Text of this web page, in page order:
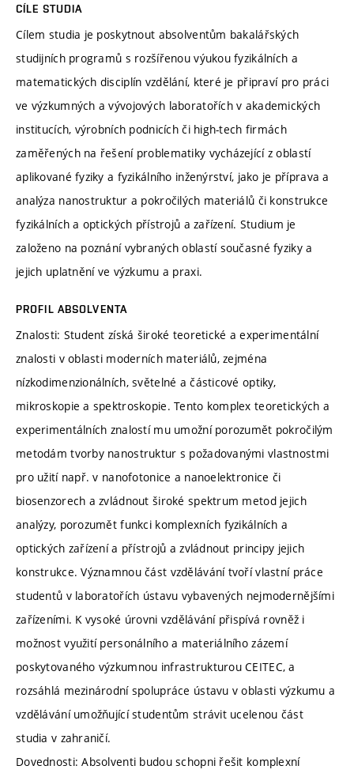
CÍLE STUDIA
Cílem studia je poskytnout absolventům bakalářských
studijních programů s rozšířenou výukou fyzikálních a
matematických disciplín vzdělání, které je připraví pro práci
ve výzkumných a vývojových laboratořích v akademických
institucích, výrobních podnicích či high-tech firmách
zaměřených na řešení problematiky vycházející z oblastí
aplikované fyziky a fyzikálního inženýrství, jako je příprava a
analýza nanostruktur a pokročilých materiálů či konstrukce
fyzikálních a optických přístrojů a zařízení. Studium je
založeno na poznání vybraných oblastí současné fyziky a
jejich uplatnění ve výzkumu a praxi.
PROFIL ABSOLVENTA
Znalosti: Student získá široké teoretické a experimentální
znalosti v oblasti moderních materiálů, zejména
nízkodimenzionálních, světelné a částicové optiky,
mikroskopie a spektroskopie. Tento komplex teoretických a
experimentálních znalostí mu umožní porozumět pokročilým
metodám tvorby nanostruktur s požadovanými vlastnostmi
pro užití např. v nanofotonice a nanoelektronice či
biosenzorech a zvládnout široké spektrum metod jejich
analýzy, porozumět funkci komplexních fyzikálních a
optických zařízení a přístrojů a zvládnout principy jejich
konstrukce. Významnou část vzdělávání tvoří vlastní práce
studentů v laboratořích ústavu vybavených nejmodernějšími
zařízeními. K vysoké úrovni vzdělávání přispívá rovněž i
možnost využití personálního a materiálního zázemí
poskytovaného výzkumnou infrastrukturou CEITEC, a
rozsáhlá mezinárodní spolupráce ústavu v oblasti výzkumu a
vzdělávání umožňující studentům strávit ucelenou část
studia v zahraničí.
Dovednosti: Absolventi budou schopni řešit komplexní